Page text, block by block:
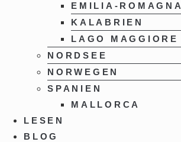
EMILIA-ROMAGNA
KALABRIEN
LAGO MAGGIORE
NORDSEE
NORWEGEN
SPANIEN
MALLORCA
LESEN
BLOG